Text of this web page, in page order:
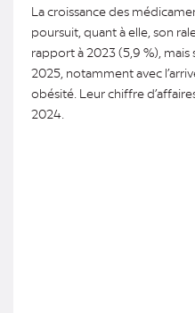
La croissance des
poursuit, quant à elle, son
rapport à 2023 (5,9 %), mais
2025, notamment avec
obésité. Leur chiffre
2024.